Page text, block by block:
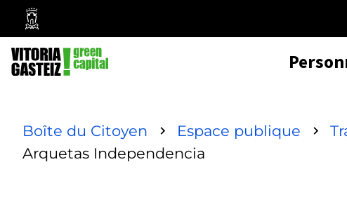
Mairie
de
Vitoria-
Gasteiz
Boîte du Citoyen Espace publique
Arquetas Independencia